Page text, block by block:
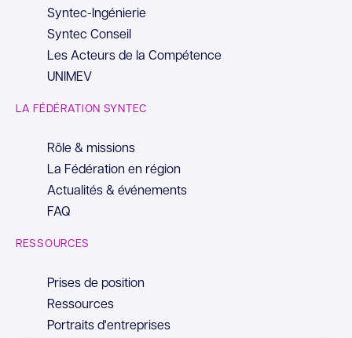
Syntec-Ingénierie
Syntec Conseil
Les Acteurs de la Compétence
UNIMEV
LA FÉDÉRATION SYNTEC
Rôle & missions
La Fédération en région
Actualités & événements
FAQ
RESSOURCES
Prises de position
Ressources
Portraits d'entreprises